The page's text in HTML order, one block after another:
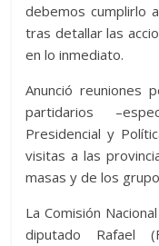
debemos cumplirlo
tras detallar las
en lo inmediato.
Anunció reuniones
partidarios
Presidencial y
visitas a las
masas y de los
La Comisión
diputado Rafael